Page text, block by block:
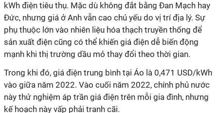
kWh điện tiêu thụ. Mặc dù không đắt bằng Đan Mạch hay
Đức, nhưng giá ở Anh vẫn cao chủ yếu do vị trí địa lý. Sự
phụ thuộc lớn vào nhiên liệu hóa thạch truyền thống để
sản xuất điện cũng có thể khiến giá điện dễ biến động
mạnh khi thị trường dầu mỏ thay đổi theo thời gian.
Trong khi đó, giá điện trung bình tại Áo là 0,471 USD/kWh
vào giữa năm 2022. Vào cuối năm 2022, chính phủ nước
này thử nghiệm áp trần giá điện trên mỗi gia đình, nhưng
kế hoạch này vấp phải tranh cãi.